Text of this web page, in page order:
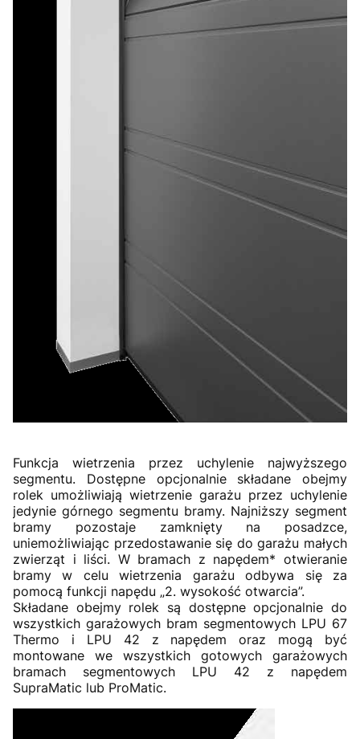
Funkcja wietrzenia przez uchylenie najwyższego
segmentu. Dostępne opcjonalnie składane obejmy
rolek umożliwiają wietrzenie garażu przez uchylenie
jedynie górnego segmentu bramy. Najniższy segment
bramy pozostaje zamknięty na posadzce,
uniemożliwiając przedostawanie się do garażu małych
zwierząt i liści. W bramach z napędem* otwieranie
bramy w celu wietrzenia garażu odbywa się za
pomocą funkcji napędu „2. wysokość otwarcia”.
Składane obejmy rolek są dostępne opcjonalnie do
wszystkich garażowych bram segmentowych LPU 67
Thermo i LPU 42 z napędem oraz mogą być
montowane we wszystkich gotowych garażowych
bramach segmentowych LPU 42 z napędem
SupraMatic lub ProMatic.